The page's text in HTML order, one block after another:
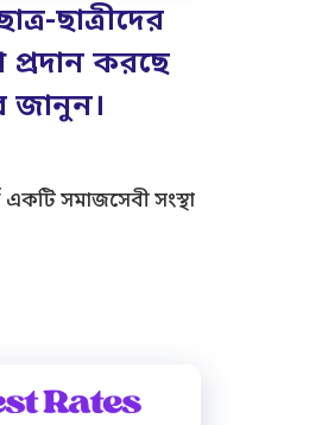
ছাত্রীদের
প্রদান করছে
জানুন।
একটি সমাজসেবী সংস্থা